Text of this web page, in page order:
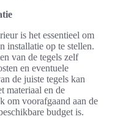
is het essentieel om
installatie op te stellen.
van de tegels zelf
en eventuele
de juiste tegels kan
materiaal en de
om voorafgaand aan de
budget is.